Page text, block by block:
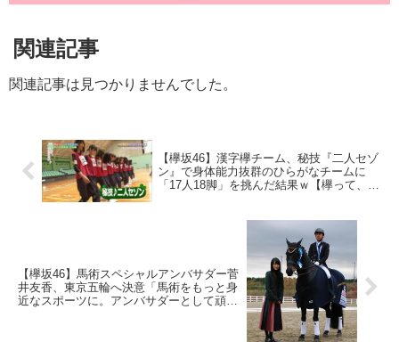
関連記事
関連記事は見つかりませんでした。
【欅坂46】漢字欅チーム、秘技『二人セゾ
ン』で身体能力抜群のひらがなチームに
「17人18脚」を挑んだ結果ｗ【欅って、書
【欅坂46】馬術スペシャルアンバサダー菅
井友香、東京五輪へ決意「馬術をもっと身
近なスポーツに。アンバサダーとして頑張